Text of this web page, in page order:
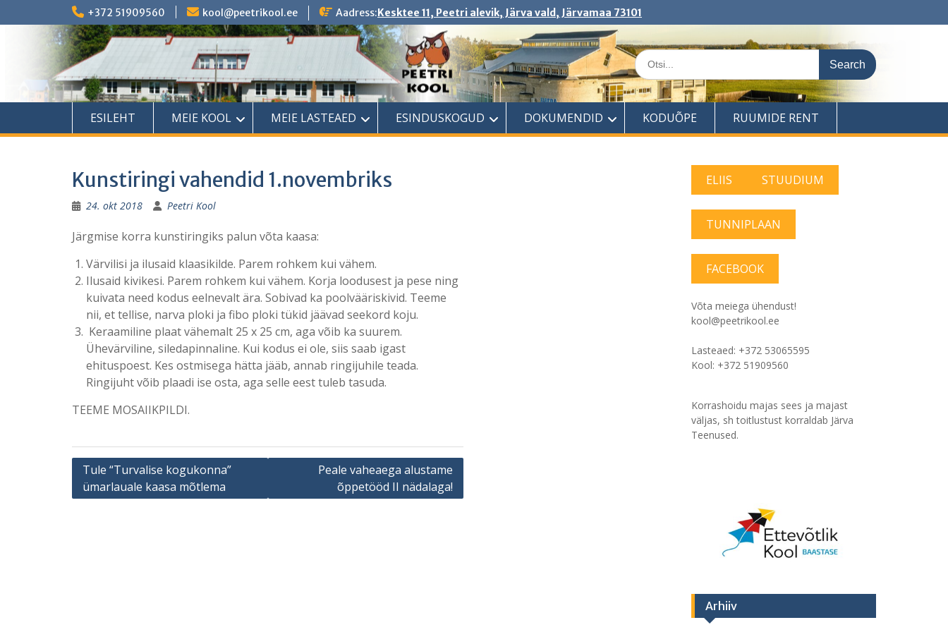
to
+372 51909560 kool@peetrikool.ee Aadress:Kesktee 11, Peetri alevik, Järva vald, Järvamaa 73101
Search
for:
ESILEHT MEIE KOOL MEIE LASTEAED ESINDUSKOGUD DOKUMENDID KODUÕPE RUUMIDE RENT
Kunstiringi vahendid 1.novembriks
24. okt 2018 Peetri Kool
Järgmise korra kunstiringiks palun võta kaasa:
Värvilisi ja ilusaid klaasikilde. Parem rohkem kui vähem.
Ilusaid kivikesi. Parem rohkem kui vähem. Korja loodusest ja pese ning
kuivata need kodus eelnevalt ära. Sobivad ka poolvääriskivid. Teeme
nii, et tellise, narva ploki ja fibo ploki tükid jäävad seekord koju.
Keraamiline plaat vähemalt 25 x 25 cm, aga võib ka suurem.
Ühevärviline, siledapinnaline. Kui kodus ei ole, siis saab igast
ehituspoest. Kes ostmisega hätta jääb, annab ringijuhile teada.
Ringijuht võib plaadi ise osta, aga selle eest tuleb tasuda.
TEEME MOSAIIKPILDI.
Navigeerimine
Tule “Turvalise kogukonna”
ümarlauale kaasa mõtlema
Peale vaheaega alustame
õppetööd II nädalaga!
ELIIS STUUDIUM
TUNNIPLAAN
FACEBOOK
Võta meiega ühendust!
kool@peetrikool.ee
Lasteaed: +372 53065595
Kool: +372 51909560
Korrashoidu majas sees ja majast
väljas, sh toitlustust korraldab Järva
Teenused.
Arhiiv